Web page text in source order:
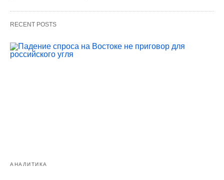
RECENT POSTS
АНАЛИТИКА